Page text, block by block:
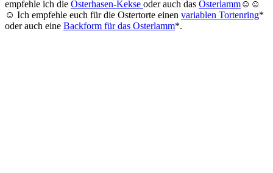
empfehle ich die Osterhasen-Kekse oder auch das Osterlamm☺️☺️
☺️ Ich empfehle euch für die Ostertorte einen variablen Tortenring*
oder auch eine Backform für das Osterlamm*.